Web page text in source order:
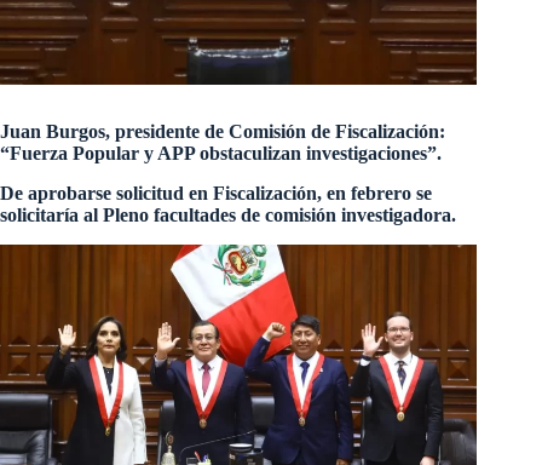
Juan Burgos, presidente de Comisión de Fiscalización:
“Fuerza Popular y APP obstaculizan investigaciones”.
De aprobarse solicitud en Fiscalización, en febrero se
solicitaría al Pleno facultades de comisión investigadora.